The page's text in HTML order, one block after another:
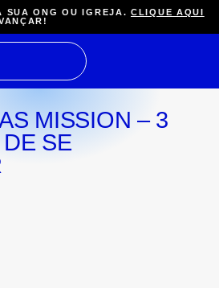
SUA ONG OU IGREJA.CLIQUE AQUI
MISSION – 3
SE